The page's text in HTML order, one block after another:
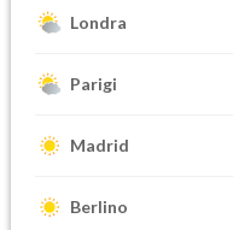
Londra
Parigi
Madrid
Berlino